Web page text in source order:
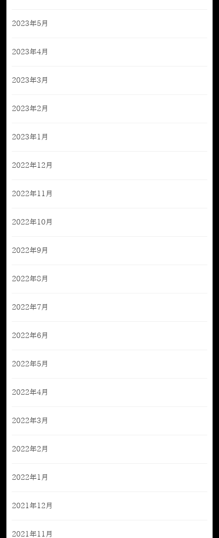
2023年5月
2023年4月
2023年3月
2023年2月
2023年1月
2022年12月
2022年11月
2022年10月
2022年9月
2022年8月
2022年7月
2022年6月
2022年5月
2022年4月
2022年3月
2022年2月
2022年1月
2021年12月
2021年11月